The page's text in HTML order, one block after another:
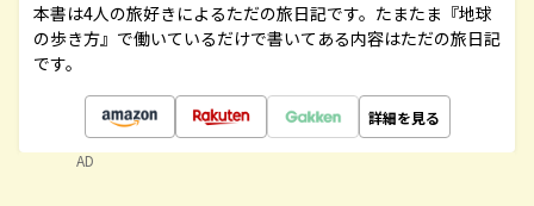
本書は4人の旅好きによるただの旅日記です。たまたま『地球
の歩き方』で働いているだけで書いてある内容はただの旅日記
です。
詳細を見る
AD